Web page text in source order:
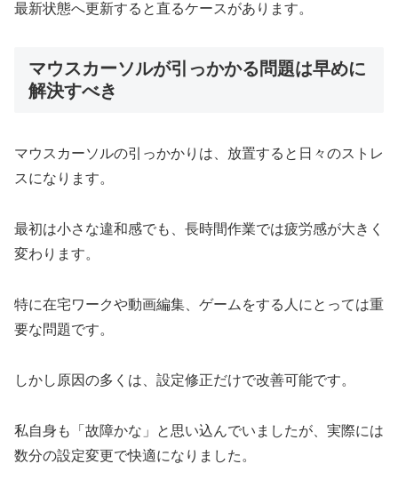
最新状態へ更新すると直るケースがあります。
マウスカーソルが引っかかる問題は早めに
解決すべき
マウスカーソルの引っかかりは、放置すると日々のストレ
スになります。
最初は小さな違和感でも、長時間作業では疲労感が大きく
変わります。
特に在宅ワークや動画編集、ゲームをする人にとっては重
要な問題です。
しかし原因の多くは、設定修正だけで改善可能です。
私自身も「故障かな」と思い込んでいましたが、実際には
数分の設定変更で快適になりました。